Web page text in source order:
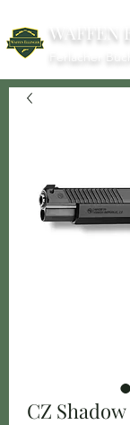
Ferlacher
WAFFEN
CZ